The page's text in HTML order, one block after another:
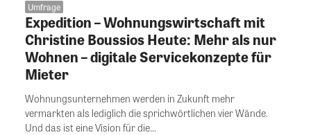
Umfrage
Expedition – Wohnungswirtschaft mit
Christine Boussios Heute: Mehr als nur
Wohnen – digitale Servicekonzepte für
Mieter
Wohnungsunternehmen werden in Zukunft mehr
vermarkten als lediglich die sprichwörtlichen vier Wände.
Und das ist eine Vision für die...